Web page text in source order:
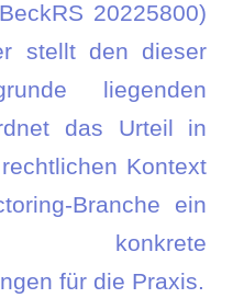
20225800)
stellt den dieser
liegenden
das Urteil in
Kontext
Branche ein
für die Praxis.